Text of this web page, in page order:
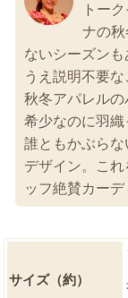
トー
ナの
ないシーズン
うえ説明不要な
秋冬アパレルの
希少なのに羽
誰ともかぶら
デザイン。こ
ッフ絶賛カー
サイズ（約）